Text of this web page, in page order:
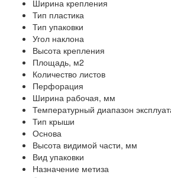
Ширина крепления
Тип пластика
Тип упаковки
Угол наклона
Высота крепления
Площадь, м2
Количество листов
Перфорация
Ширина рабочая, мм
Температурный диапазон
Тип крыши
Основа
Высота видимой части, мм
Вид упаковки
Назначение метиза